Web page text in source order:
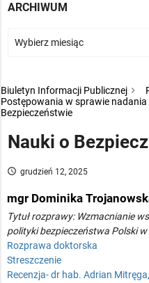
ARCHIWUM
Biuletyn Informacji Publicznej
Postępowania w sprawie
Bezpieczeństwie
Nauki o
access_time grudzień 12, 2025
mgr Dominika
Tytuł rozprawy: Wzmacnianie
polityki bezpieczeństwa Polski
Rozprawa doktorska
Streszczenie
Recenzja- dr hab. Adrian